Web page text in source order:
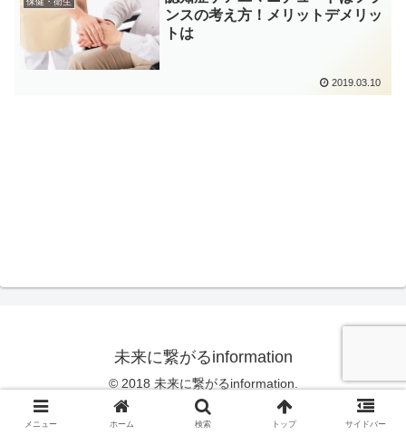
ンスの考え方！メリットデメリッ
トは
2019.03.10
未来に繋がるinformation
© 2018 未来に繋がるinformation.
メニュー ホーム 検索 トップ サイドバー